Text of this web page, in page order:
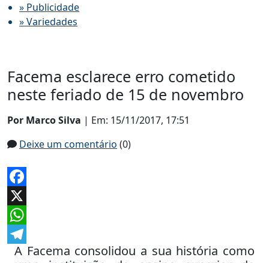
» Publicidade
» Variedades
Facema esclarece erro cometido
neste feriado de 15 de novembro
Por Marco Silva | Em: 15/11/2017, 17:51
Deixe um comentário (0)
Facebook
X
WhatsApp
Telegram
A Facema consolidou a sua história como